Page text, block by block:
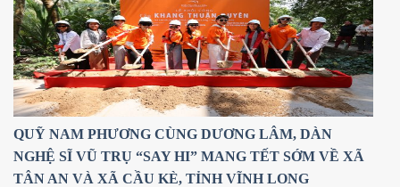
QUỸ NAM PHƯƠNG CÙNG DƯƠNG LÂM, DÀN
NGHỆ SĨ VŨ TRỤ “SAY HI” MANG TẾT SỚM VỀ XÃ
TÂN AN VÀ XÃ CẦU KÈ, TỈNH VĨNH LONG